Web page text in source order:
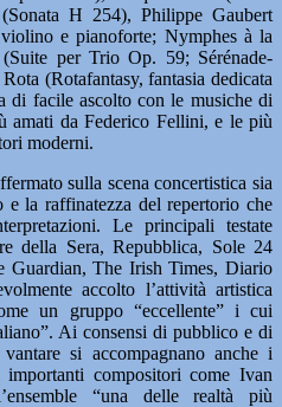
H 254), Philippe Gaubert
e pianoforte; Nymphes à la
per Trio Op. 59; Sérénade-
(Rotafantasy, fantasia dedicata
di facile ascolto con le musiche di
amati da Federico Fellini, e le più
moderni.
sulla scena concertistica sia
e la raffinatezza del repertorio che
Le principali testate
della Sera, Repubblica, Sole 24
Guardian, The Irish Times, Diario
accolto l’attività artistica
un gruppo “eccellente” i cui
Ai consensi di pubblico e di
si accompagnano anche i
compositori come Ivan
“una delle realtà più